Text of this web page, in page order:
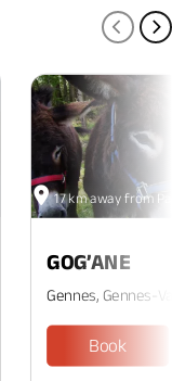
17 km away from
GOG’ANE
Gennes, Gennes-
Book